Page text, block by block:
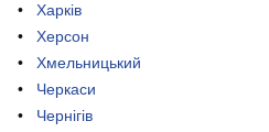
Харків
Херсон
Хмельницький
Черкаси
Чернігів